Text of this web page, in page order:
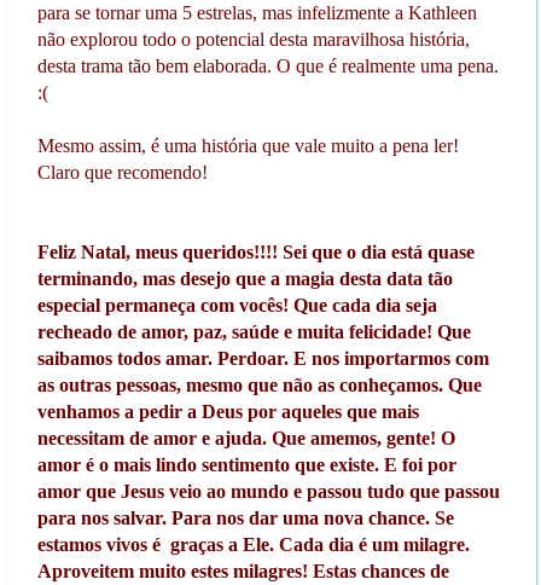
para se tornar uma 5 estrelas, mas infelizmente a Kathleen
não explorou todo o potencial desta maravilhosa história,
desta trama tão bem elaborada. O que é realmente uma pena.
:(
Mesmo assim, é uma história que vale muito a pena ler!
Claro que recomendo!
Feliz Natal, meus queridos!!!! Sei que o dia está quase
terminando, mas desejo que a magia desta data tão
especial permaneça com vocês! Que cada dia seja
recheado de amor, paz, saúde e muita felicidade! Que
saibamos todos amar. Perdoar. E nos importarmos com
as outras pessoas, mesmo que não as conheçamos. Que
venhamos a pedir a Deus por aqueles que mais
necessitam de amor e ajuda. Que amemos, gente! O
amor é o mais lindo sentimento que existe. E foi por
amor que Jesus veio ao mundo e passou tudo que passou
para nos salvar. Para nos dar uma nova chance. Se
estamos vivos é graças a Ele. Cada dia é um milagre.
Aproveitem muito estes milagres! Estas chances de